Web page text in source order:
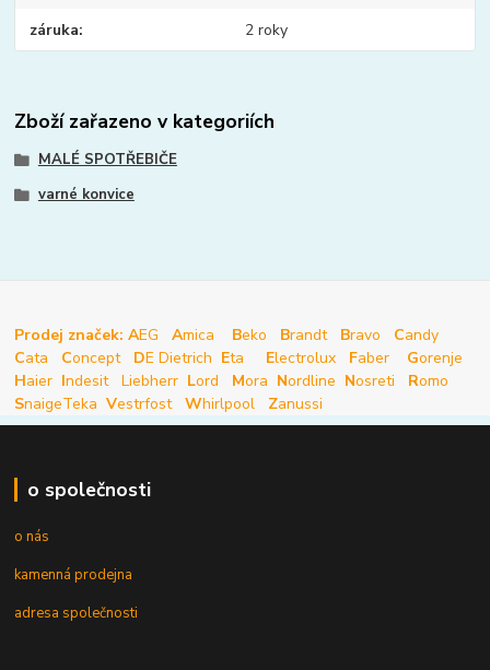
záruka 2 roky
Zboží zařazeno v kategoriích
MALÉ SPOTŘEBIČE
varné konvice
Prodej značek: AEG Amica Beko Brandt Bravo Candy
Cata Concept DE Dietrich Eta Electrolux Faber Gorenje
Haier Indesit Liebherr Lord Mora Nordline Nosreti Romo
SnaigeTeka Vestrfost Whirlpool Zanussi
o společnosti
o nás
kamenná prodejna
adresa společnosti